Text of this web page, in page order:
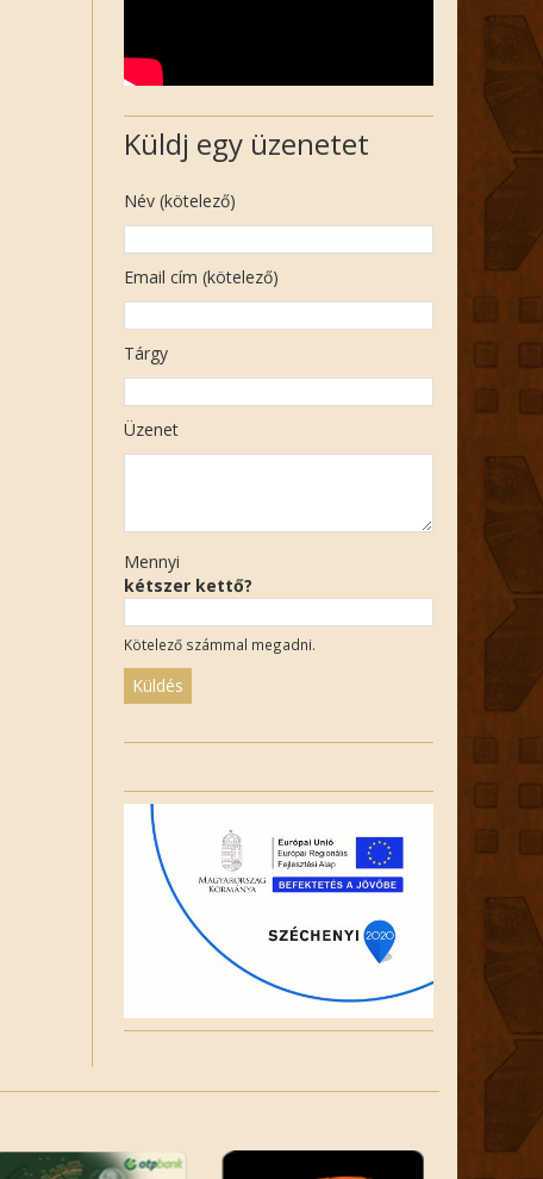
Küldj egy üzenetet
Név (kötelező)
Email cím (kötelező)
Tárgy
Üzenet
Mennyi
kétszer kettő?
Kötelező számmal megadni.
field
empty.